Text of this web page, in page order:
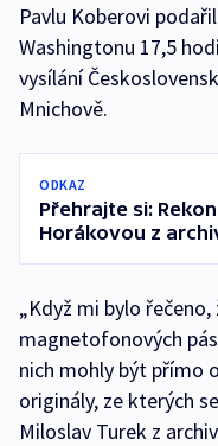
Pavlu Koberovi
Washingtonu 17,5
vysílání
Mnichově.
ODKAZ
Přehrajte si:
Horákovou z
„Když mi bylo
magnetofonových
nich mohly být přímo
originály, ze kterých
Miloslav Turek z